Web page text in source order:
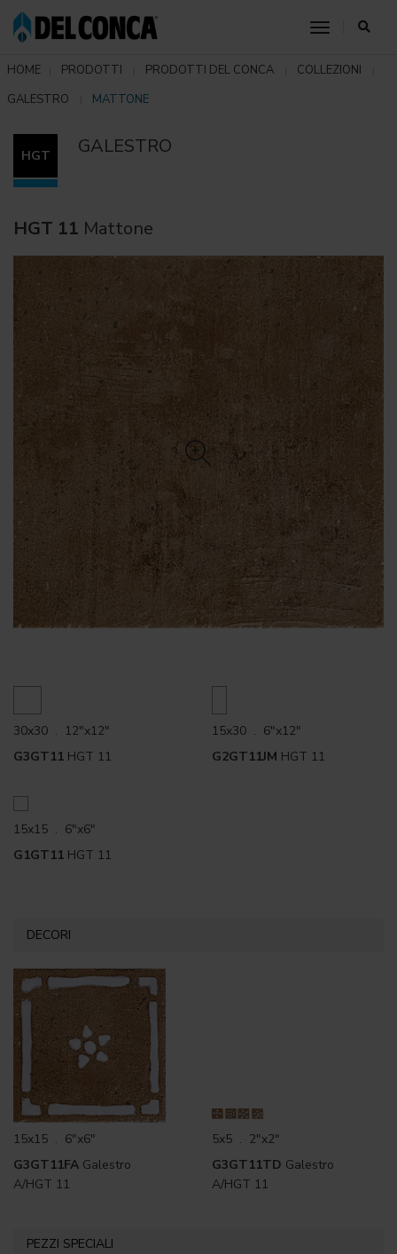
toggle
HOME PRODOTTI PRODOTTI DEL CONCA
COLLEZIONI
GALESTRO
MATTONE
HGT GALESTRO
HGT 11 Mattone
30x30 . 12"x12"
G3GT11 HGT 11
15x30 . 6"x12"
G2GT11JM HGT 11
15x15 . 6"x6"
G1GT11 HGT 11
DECORI
15x15 . 6"x6"
G3GT11FA Galestro
A/HGT 11
5x5 . 2"x2"
G3GT11TD Galestro
A/HGT 11
PEZZI SPECIALI